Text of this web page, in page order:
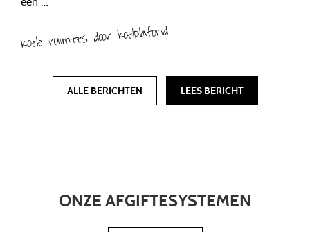
Koele ruimtes door koelplafond
ALLE BERICHTEN LEES BERICHT
ONZE AFGIFTESYSTEMEN